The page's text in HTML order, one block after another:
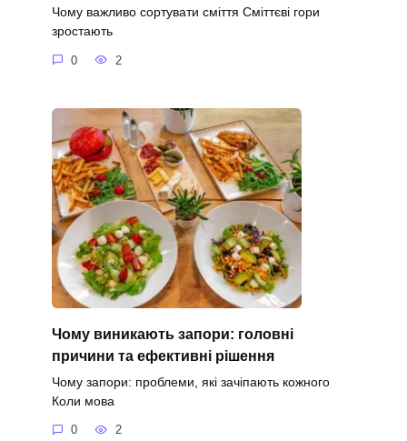
Чому важливо сортувати сміття Сміттєві гори
зростають
0 2
Чому виникають запори: головні
причини та ефективні рішення
Чому запори: проблеми, які зачіпають кожного
Коли мова
0 2